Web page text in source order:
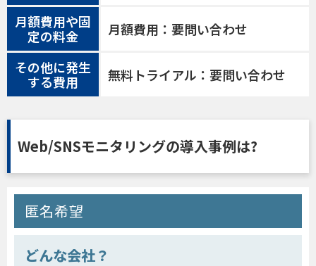
月額費用や固
定の料金
月額費用：要問い合わせ
その他に発生
する費用
無料トライアル：要問い合わせ
Web/SNSモニタリングの導入事例は?
匿名希望
どんな会社？